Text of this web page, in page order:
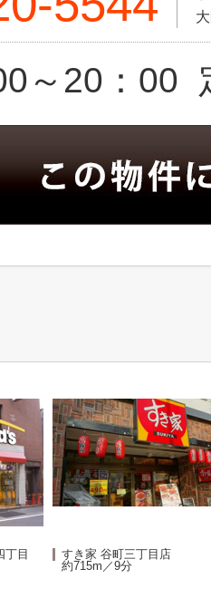
～20：00
丁目
すき家 谷町三丁目店
約715m／9分